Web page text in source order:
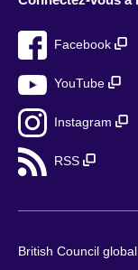
Facebook
YouTube
Instagram
RSS
British Council global